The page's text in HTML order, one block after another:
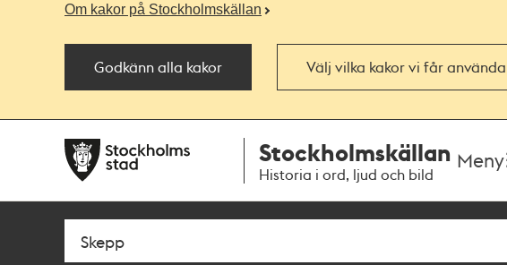
Om kakor på Stockholmskällan
Godkänn alla kakor Välj vilka kakor vi får använda
navigationen
huvudinnehållet
Stockholmskällan
Historia i ord, ljud och bild
Meny
Sök